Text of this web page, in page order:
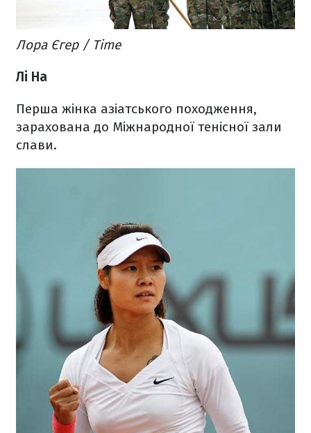
Лора Єгер / Time
Лі На
Перша жінка азіатського походження,
зарахована до Міжнародної тенісної зали
слави.